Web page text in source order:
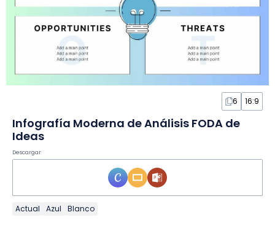
6 16:9
Infografía Moderna de Análisis FODA de
Ideas
Descargar
Actual Azul Blanco